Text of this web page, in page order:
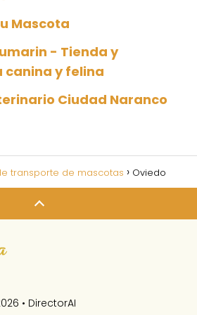
Mascota
- Tienda y
canina y felina
Ciudad Naranco
transporte de mascotas Oviedo
• DirectorAI